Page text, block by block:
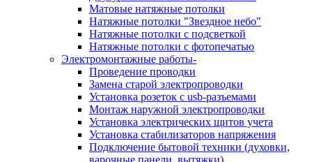
Матовые натяжные потолки
Натяжные потолки "Звездное небо"
Натяжные потолки с подсветкой
Натяжные потолки с фотопечатью
Электромонтажные работы-
Проведение проводки
Замена старой электропроводки
Установка розеток с usb-разъемами
Монтаж наружной электропроводки
Установка электрических щитов учета
Установка стабилизаторов напряжения
Подключение бытовой техники (духовки,
варочные панели, вытяжки)